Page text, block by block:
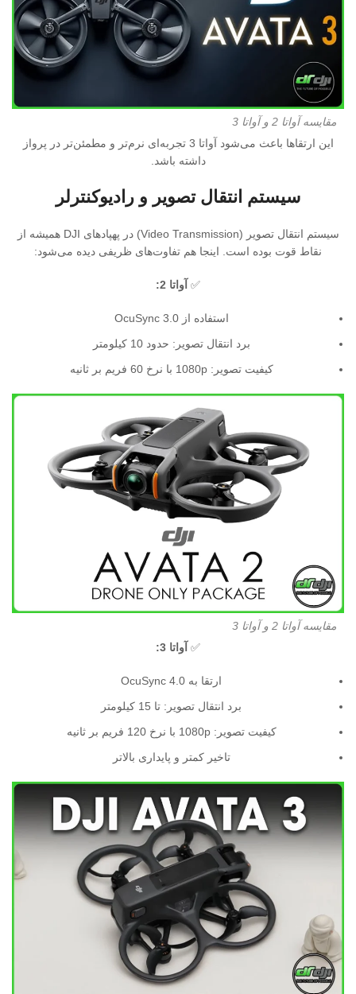
مقایسه آواتا 2 و آواتا 3
این ارتقاها باعث می‌شود آواتا 3 تجربه‌ای نرم‌تر و مطمئن‌تر در پرواز
داشته باشد.
سیستم انتقال تصویر و رادیوکنترلر
سیستم انتقال تصویر (Video Transmission) در پهپادهای DJI همیشه از
نقاط قوت بوده است. اینجا هم تفاوت‌های ظریفی دیده می‌شود:
✅ آواتا 2:
استفاده از OcuSync 3.0
برد انتقال تصویر: حدود 10 کیلومتر
کیفیت تصویر: 1080p با نرخ 60 فریم بر ثانیه
مقایسه آواتا 2 و آواتا 3
✅ آواتا 3:
ارتقا به OcuSync 4.0
برد انتقال تصویر: تا 15 کیلومتر
کیفیت تصویر: 1080p با نرخ 120 فریم بر ثانیه
تاخیر کمتر و پایداری بالاتر